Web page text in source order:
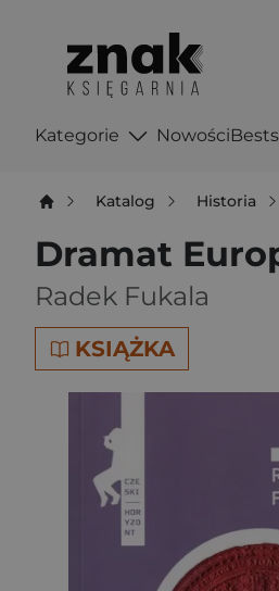
Kategorie Nowości
Katalog Historia
Dramat
Radek Fukala
KSIĄŻKA